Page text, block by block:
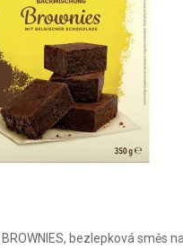
bezlepková směs na